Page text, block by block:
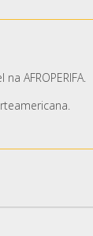
AFROPERIFA.